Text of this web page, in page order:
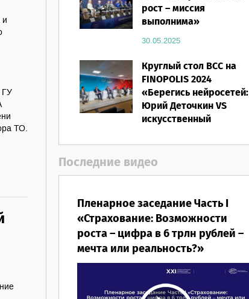
и
ГУ
ТО.
рост – миссия
выполнима»
30.05.2025
Круглый стол ВСС на
FINOPOLIS 2024
«Берегись нейросетей:
Юрий Деточкин VS
искусственный
Последние видео
Пленарное заседание Часть I
«Страхование: Возможности
роста – цифра в 6 трлн рублей –
мечта или реальность?»